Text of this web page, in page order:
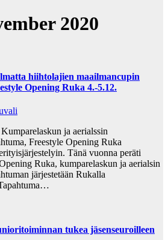
2020
hiihtolajien maailmancupin
Opening Ruka 4.-5.12.
ja aerialssin
Freestyle Opening Ruka
Tänä vuonna peräti
Ruka, kumparelaskun ja aerialsin
järjestetään Rukalla
tukea jäsenseuroilleen